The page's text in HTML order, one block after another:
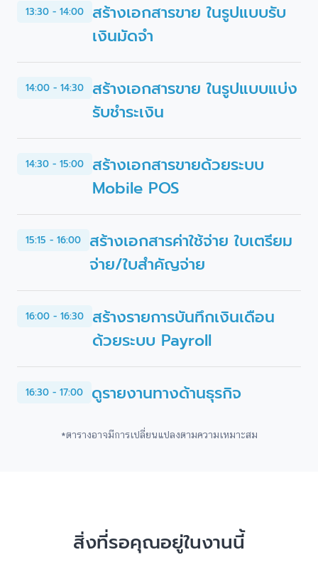
13:30 - 14:00
สร้างเอกสารขาย ในรูปแบบรับ
เงินมัดจำ
14:00 - 14:30
สร้างเอกสารขาย ในรูปแบบแบ่ง
รับชำระเงิน
14:30 - 15:00
สร้างเอกสารขายด้วยระบบ
Mobile POS
15:15 - 16:00
สร้างเอกสารค่าใช้จ่าย ใบเตรียม
จ่าย/ใบสำคัญจ่าย
16:00 - 16:30
สร้างรายการบันทึกเงินเดือน
ด้วยระบบ Payroll
16:30 - 17:00 ดูรายงานทางด้านธุรกิจ
*ตารางอาจมีการเปลี่ยนแปลงตามความเหมาะสม
สิ่งที่รอคุณอยู่ในงานนี้